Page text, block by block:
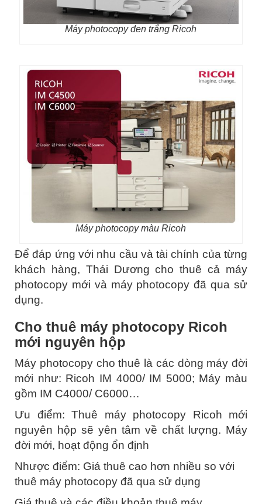
Máy photocopy đen trắng Ricoh
Máy photocopy màu Ricoh
Để đáp ứng với nhu cầu và tài chính của từng
khách hàng, Thái Dương cho thuê cả máy
photocopy mới và máy photocopy đã qua sử
dụng.
Cho thuê máy photocopy Ricoh
mới nguyên hộp
Máy photocopy cho thuê là các dòng máy đời
mới như: Ricoh IM 4000/ IM 5000; Máy màu
gồm IM C4000/ C6000…
Ưu điểm: Thuê máy photocopy Ricoh mới
nguyên hộp sẽ yên tâm về chất lượng. Máy
đời mới, hoạt động ổn định
Nhược điểm: Giá thuê cao hơn nhiều so với
thuê máy photocopy đã qua sử dụng